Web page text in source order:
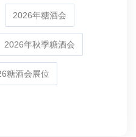
2026年糖酒会
2026年秋季糖酒会
糖酒会展位